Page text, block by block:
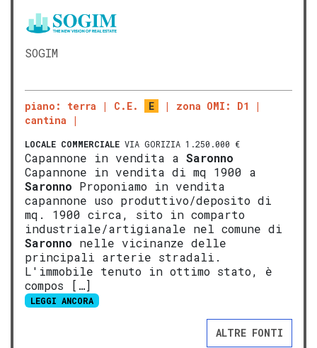
SOGIM
piano: terra C.E. E
zona OMI: D1
cantina
LOCALE COMMERCIALE VIA GORIZIA 1.250.000 €
Capannone in vendita a Saronno
Capannone in vendita di mq 1900 a
Saronno Proponiamo in vendita
capannone uso produttivo/deposito di
mq. 1900 circa, sito in comparto
industriale/artigianale nel comune di
Saronno nelle vicinanze delle
principali arterie stradali.
L'immobile tenuto in ottimo stato, è
compos […]
LEGGI ANCORA
ALTRE FONTI